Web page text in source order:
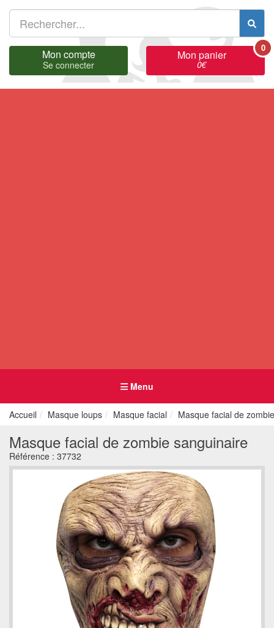
Mon compte
Se connecter
Mon panier
0€
0
Menu
Accueil Masque loups Masque facial Masque facial de
Masque facial de zombie sanguinaire
Référence : 37732